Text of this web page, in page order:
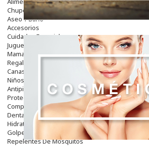
Chupetes Y Mordedores
Aseo Y Baño
Accesorios
Cuidados Especiales
Juguetes
Mama
Regalos
Canastilla
Niños
Antipiojos
Protección Solar
Complementos Alimentarios
Dentales
Hidratantes
Golpes Y Hematomas
Repelentes De Mosquitos